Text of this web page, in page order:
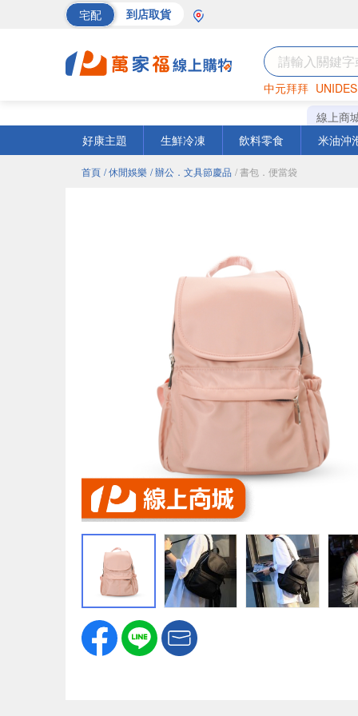
宅配 到店取貨
中元拜拜
罐頭 海苔
線上商
好康主題
生鮮冷凍 飲料零食 米油沖
首頁 / 休閒娛樂 / 辦公．文具節慶品 / 書包．便當袋